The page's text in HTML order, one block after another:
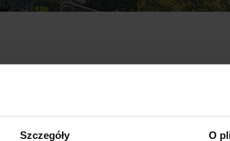
Szczegóły O